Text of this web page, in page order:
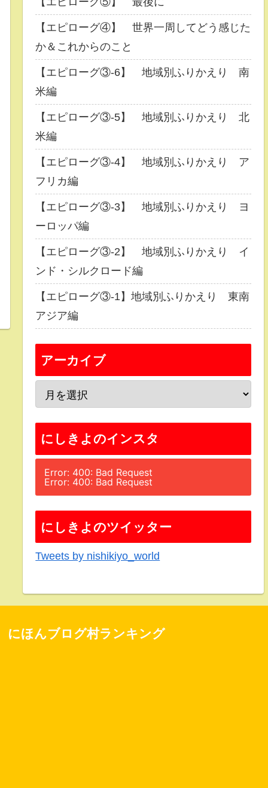
【エピローグ④】 世界一周してどう感じた
か＆これからのこと
【エピローグ③-6】 地域別ふりかえり 南
米編
【エピローグ③-5】 地域別ふりかえり 北
米編
【エピローグ③-4】 地域別ふりかえり ア
フリカ編
【エピローグ③-3】 地域別ふりかえり ヨ
ーロッパ編
【エピローグ③-2】 地域別ふりかえり イ
ンド・シルクロード編
【エピローグ③-1】地域別ふりかえり 東南
アジア編
アーカイブ
にしきよのインスタ
Error: 400: Bad Request
Error: 400: Bad Request
にしきよのツイッター
Tweets by nishikiyo_world
にほんブログ村ランキング